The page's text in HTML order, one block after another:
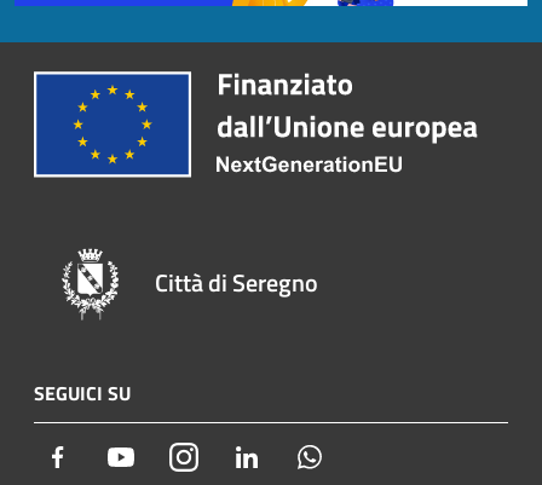
Città di Seregno
SEGUICI SU
Facebook YoutubeInstagram LinkedIn